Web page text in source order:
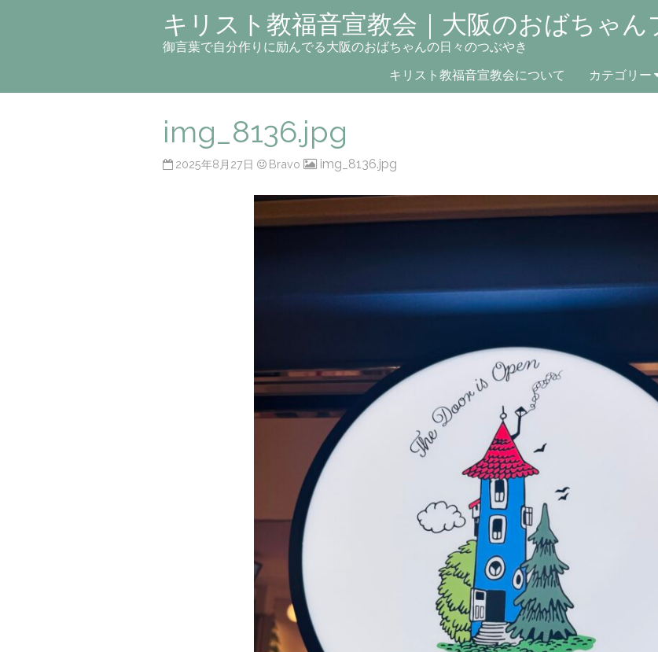
キリスト教福音宣教会｜大阪のおばちゃん
御言葉で自分作りに励んでる大阪のおばちゃんの日々のつぶやき
キリスト教福音宣教会について カテゴリー
img_8136.jpg
2025年8月27日 Bravo img_8136.jpg